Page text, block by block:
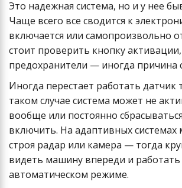
Это надежная система, но и у нее
Чаще всего все сводится к
включается или самопроизвольно
стоит проверить кнопку
предохранители — иногда причина
Иногда перестает работать датчик
таком случае система может не
вообще или постоянно
включить. На адаптивных системах
строя радар или камера — тогда
видеть машину впереди и работать
автоматическом режиме.